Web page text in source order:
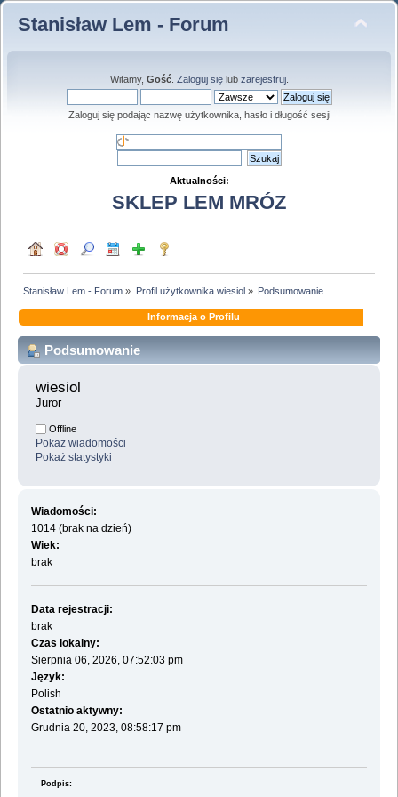
Stanisław Lem - Forum
Witamy, Gość. Zaloguj sięlub zarejestruj.
Zaloguj się podając nazwę użytkownika, hasło i długość sesji
Aktualności:
SKLEP LEM MRÓZ
Stanisław Lem - Forum » Profil użytkownika wiesiol» Podsumowanie
Informacja o Profilu
Podsumowanie
wiesiol
Juror
Offline
Pokaż wiadomości
Pokaż statystyki
Wiadomości:
1014 (brak na dzień)
Wiek:
brak
Data rejestracji:
brak
Czas lokalny:
Sierpnia 06, 2026, 07:52:03 pm
Język:
Polish
Ostatnio aktywny:
Grudnia 20, 2023, 08:58:17 pm
Podpis: